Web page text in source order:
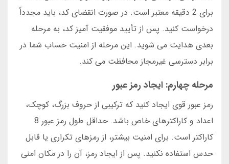
برای 2 دقیقه معتبر است. در صورت انقضای کد، باید مجدداً
درخواست کنید. پس از تأیید موفقیت آمیز کد، به مرحله
بعدی هدایت می شوید. این مرحله از امنیت حساب شما در
برابر دسترسی غیرمجاز محافظت می کند.
مرحله چهارم: ایجاد رمز عبور
رمز عبور قوی ایجاد کنید که ترکیبی از حروف بزرگ، کوچک،
اعداد و کاراکترهای خاص باشد. حداقل طول رمز عبور 8
کاراکتر است. برای امنیت بیشتر، از رمزهای تکراری یا قابل
حدس استفاده نکنید. پس از ایجاد رمز، آن را در مکان امنی